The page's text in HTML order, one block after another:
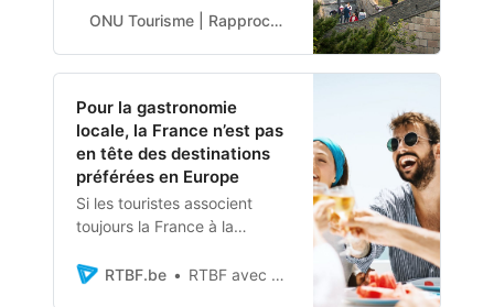
Pacifique, en 2023 la Chine a
tourisme international. En
2022, les États-Unis s’étaient
classés au premier rang. La
France, l’Espagne et les
États-Unis ont été les
destinations les plus visitées.
ONU Tourisme | Rapprocher le monde INSTITUTION SPÉCIALISÉE DES NATIONS UNIES
Pour la gastronomie
locale, la France n’est pas
en tête des destinations
préférées en Europe
Si les touristes associent
toujours la France à la
l’Espagne et l’Italie lui
RTBF.be RTBF avec AFP